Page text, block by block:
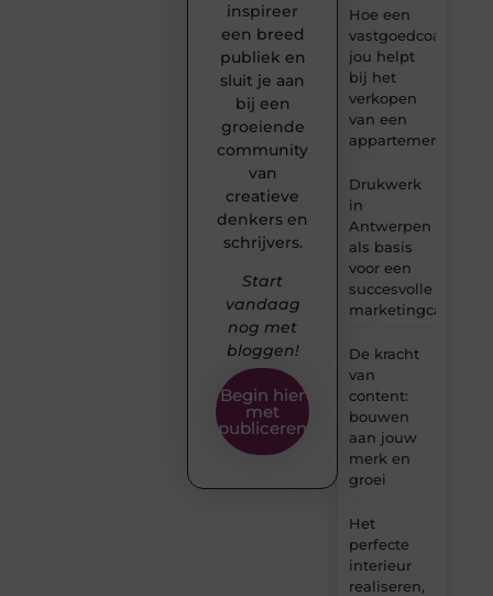
Hoe een
vastgoedcoach
jou helpt
bij het
verkopen
van een
appartement
Drukwerk
in
Antwerpen
als basis
voor een
succesvolle
De kracht
van
content:
bouwen
aan jouw
merk en
groei
Het
perfecte
interieur
realiseren,
inspireer
een breed
publiek en
sluit je aan
bij een
groeiende
community
van
creatieve
denkers en
schrijvers.
Start
vandaag
nog met
bloggen!
Begin hier
met
publiceren